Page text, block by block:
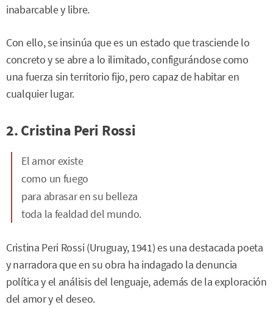
inabarcable y libre.
Con ello, se insinúa que es un estado que trasciende lo
concreto y se abre a lo ilimitado, configurándose como
una fuerza sin territorio fijo, pero capaz de habitar en
cualquier lugar.
2. Cristina Peri Rossi
El amor existe
como un fuego
para abrasar en su belleza
toda la fealdad del mundo.
Cristina Peri Rossi (Uruguay, 1941) es una destacada poeta
y narradora que en su obra ha indagado la denuncia
política y el análisis del lenguaje, además de la exploración
del amor y el deseo.